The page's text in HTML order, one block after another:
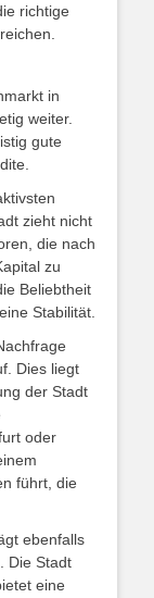
richtige
in
weiter.
gute
zieht nicht
die nach
zu
Beliebtheit
Stabilität.
Dies liegt
der Stadt
oder
führt, die
ebenfalls
Die Stadt
eine